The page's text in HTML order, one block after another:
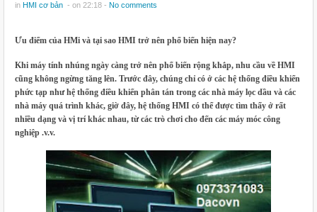
in HMI cơ bản - on 22:18 - No comments
Ưu điểm của HMi và tại sao HMI trở nên phổ biến hiện nay?
Khi máy tính nhúng ngày càng trở nên phổ biến rộng khắp, nhu cầu về HMI
cũng không ngừng tăng lên. Trước đây, chúng chỉ có ở các hệ thống điều khiển
phức tạp như hệ thống điều khiển phân tán trong các nhà máy lọc dầu và các
nhà máy quá trình khác, giờ đây, hệ thống HMI có thể được tìm thấy ở rất
nhiều dạng và vị trí khác nhau, từ các trò chơi cho đến các máy móc công
nghiệp .v.v.